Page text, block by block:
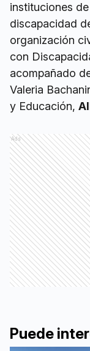
instituciones
discapacidad
organización
con
acompañado
Valeria
y Educación,
Ads
Puede